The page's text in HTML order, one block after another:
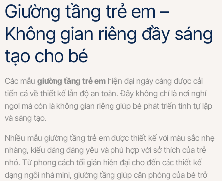
Giường tầng trẻ em –
Không gian riêng đầy sáng
tạo cho bé
Các mẫu giường tầng trẻ em hiện đại ngày càng được cải
tiến cả về thiết kế lẫn độ an toàn. Đây không chỉ là nơi nghỉ
ngơi mà còn là không gian riêng giúp bé phát triển tính tự lập
và sáng tạo.
Nhiều mẫu giường tầng trẻ em được thiết kế với màu sắc nhẹ
nhàng, kiểu dáng đáng yêu và phù hợp với sở thích của trẻ
nhỏ. Từ phong cách tối giản hiện đại cho đến các thiết kế
dạng ngôi nhà mini, giường tầng giúp căn phòng của bé trở